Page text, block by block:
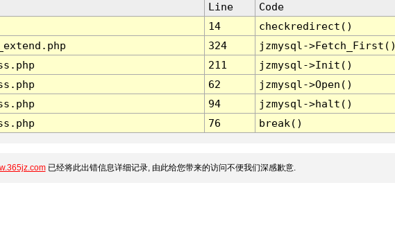
Line
Code
14
checkredirect()
324
jzmysql-
211
jzmysql->Init()
62
jzmysql->Open()
94
jzmysql->halt()
76 break()
已经将此出错信息详细记录, 由此给您带来的访问不便我们深感歉意.